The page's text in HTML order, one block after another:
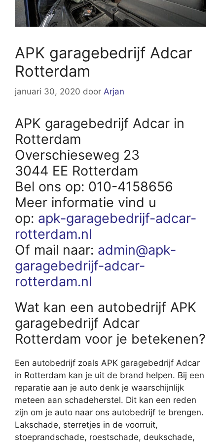
APK garagebedrijf Adcar
Rotterdam
januari 30, 2020 door Arjan
APK garagebedrijf Adcar in
Rotterdam
Overschieseweg 23
3044 EE Rotterdam
Bel ons op: 010-4158656
Meer informatie vind u
op: apk-garagebedrijf-adcar-
rotterdam.nl
Of mail naar: admin@apk-
garagebedrijf-adcar-
rotterdam.nl
Wat kan een autobedrijf APK
garagebedrijf Adcar
Rotterdam voor je betekenen?
Een autobedrijf zoals APK garagebedrijf Adcar
in Rotterdam kan je uit de brand helpen. Bij een
reparatie aan je auto denk je waarschijnlijk
meteen aan schadeherstel. Dit kan een reden
zijn om je auto naar ons autobedrijf te brengen.
Lakschade, sterretjes in de voorruit,
stoeprandschade, roestschade, deukschade,